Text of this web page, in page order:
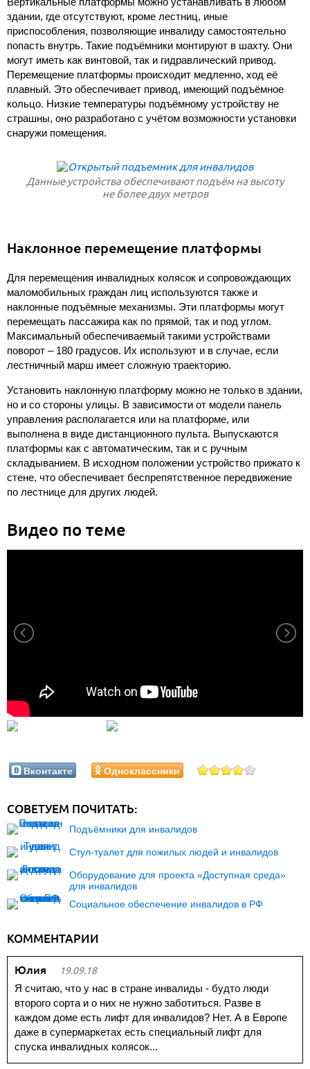
здании, где отсутствуют, кроме лестниц, иные
приспособления, позволяющие инвалиду самостоятельно
попасть внутрь. Такие подъёмники монтируют в шахту. Они
могут иметь как винтовой, так и гидравлический привод.
Перемещение платформы происходит медленно, ход её
плавный. Это обеспечивает привод, имеющий подъёмное
кольцо. Низкие температуры подъёмному устройству не
страшны, оно разработано с учётом возможности установки
снаружи помещения.
Данные устройства обеспечивают подъём на высоту
не более двух метров
Наклонное перемещение платформы
Для перемещения инвалидных колясок и сопровождающих
маломобильных граждан лиц используются также и
наклонные подъёмные механизмы. Эти платформы могут
перемещать пассажира как по прямой, так и под углом.
Максимальный обеспечиваемый такими устройствами
поворот – 180 градусов. Их используют и в случае, если
лестничный марш имеет сложную траекторию.
Установить наклонную платформу можно не только в здании,
но и со стороны улицы. В зависимости от модели панель
управления располагается или на платформе, или
выполнена в виде дистанционного пульта. Выпускаются
платформы как с автоматическим, так и с ручным
складыванием. В исходном положении устройство прижато к
стене, что обеспечивает беспрепятственное передвижение
по лестнице для других людей.
Видео по теме
Вконтакте Одноклассники
СОВЕТУЕМ ПОЧИТАТЬ:
Подъёмники для инвалидов
Стул-туалет для пожилых людей и инвалидов
Оборудование для проекта «Доступная среда»
для инвалидов
Социальное обеспечение инвалидов в РФ
КОММЕНТАРИИ
Юлия 19.09.18
Я считаю, что у нас в стране инвалиды - будто люди
второго сорта и о них не нужно заботиться. Разве в
каждом доме есть лифт для инвалидов? Нет. А в Европе
даже в супермаркетах есть специальный лифт для
спуска инвалидных колясок...